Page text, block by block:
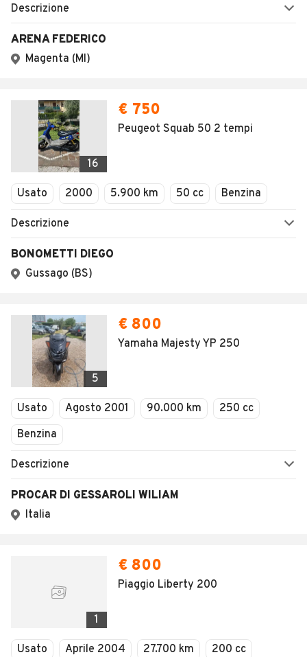
Descrizione
ARENA FEDERICO
Magenta (MI)
16
€ 750
Peugeot Squab 50 2 tempi
Usato 2000 5.900 km 50 cc Benzina
Descrizione
BONOMETTI DIEGO
Gussago (BS)
5
€ 800
Yamaha Majesty YP 250
Usato Agosto 2001 90.000 km
250 cc
Benzina
Descrizione
PROCAR DI GESSAROLI WILIAM
Italia
1
€ 800
Piaggio Liberty 200
Usato Aprile 2004 27.700 km
200 cc